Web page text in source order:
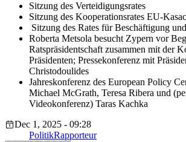
Sitzung des Verteidigungsrates
Sitzung des Kooperationsrates EU-
Sitzung des Rates für Beschäftigung
Roberta Metsola besucht Zypern vor
Ratspräsidentschaft zusammen mit der
Präsidenten; Pressekonferenz mit
Christodoulides
Jahreskonferenz des European Policy
Michael McGrath, Teresa Ribera und
Videokonferenz) Taras Kachka
Dec 1, 2025 - 09:28
PolitikRapporteur